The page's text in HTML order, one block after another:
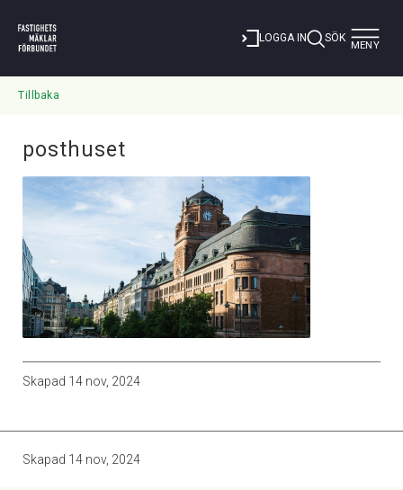
LOGGA IN SÖK Toggle
MENY
Tillbaka
posthuset
Skapad 14 nov, 2024
Skapad 14 nov, 2024